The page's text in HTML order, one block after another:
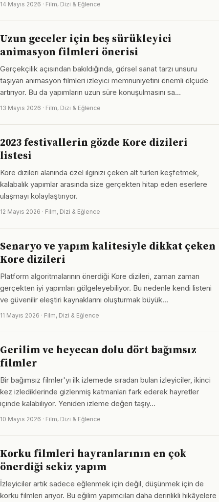
14 Mayıs 2026 · Film, Dizi & Eğlence
Uzun geceler için beş sürükleyici
animasyon filmleri önerisi
Gerçekçilik açısından bakıldığında, görsel sanat tarzı unsuru
taşıyan animasyon filmleri izleyici memnuniyetini önemli ölçüde
artırıyor. Bu da yapımların uzun süre konuşulmasını sa…
13 Mayıs 2026 · Film, Dizi & Eğlence
2023 festivallerin gözde Kore dizileri
listesi
Kore dizileri alanında özel ilginizi çeken alt türleri keşfetmek,
kalabalık yapımlar arasında size gerçekten hitap eden eserlere
ulaşmayı kolaylaştırıyor.
12 Mayıs 2026 · Film, Dizi & Eğlence
Senaryo ve yapım kalitesiyle dikkat çeken
Kore dizileri
Platform algoritmalarının önerdiği Kore dizileri, zaman zaman
gerçekten iyi yapımları gölgeleyebiliyor. Bu nedenle kendi listeni
ve güvenilir eleştiri kaynaklarını oluşturmak büyük…
11 Mayıs 2026 · Film, Dizi & Eğlence
Gerilim ve heyecan dolu dört bağımsız
filmler
Bir bağımsız filmler'yı ilk izlemede sıradan bulan izleyiciler, ikinci
kez izlediklerinde gizlenmiş katmanları fark ederek hayretler
içinde kalabiliyor. Yeniden izleme değeri taşıy…
10 Mayıs 2026 · Film, Dizi & Eğlence
Korku filmleri hayranlarının en çok
önerdiği sekiz yapım
İzleyiciler artık sadece eğlenmek için değil, düşünmek için de
korku filmleri arıyor. Bu eğilim yapımcıları daha derinlikli hikâyelere